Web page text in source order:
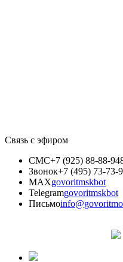
Связь с эфиром
СМС+7 (925) 88-88-
Звонок+7 (495) 73-73-
MAXgovoritmskbot
Telegramgovoritmskbot
Письмо